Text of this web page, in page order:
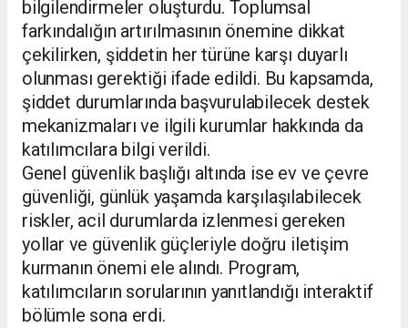
bilgilendirmeler oluşturdu. Toplumsal
farkındalığın artırılmasının önemine dikkat
çekilirken, şiddetin her türüne karşı duyarlı
olunması gerektiği ifade edildi. Bu kapsamda,
şiddet durumlarında başvurulabilecek destek
mekanizmaları ve ilgili kurumlar hakkında da
katılımcılara bilgi verildi.
Genel güvenlik başlığı altında ise ev ve çevre
güvenliği, günlük yaşamda karşılaşılabilecek
riskler, acil durumlarda izlenmesi gereken
yollar ve güvenlik güçleriyle doğru iletişim
kurmanın önemi ele alındı. Program,
katılımcıların sorularının yanıtlandığı interaktif
bölümle sona erdi.